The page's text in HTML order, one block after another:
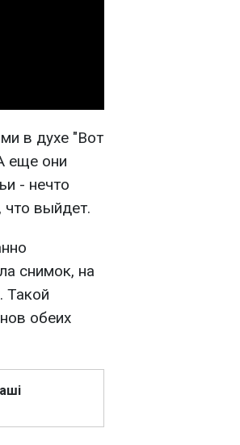
в духе "Вот
еще они
- нечто
что выйдет.
снимок, на
Такой
обеих